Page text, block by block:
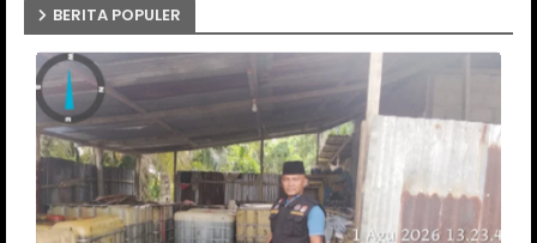
BERITA POPULER